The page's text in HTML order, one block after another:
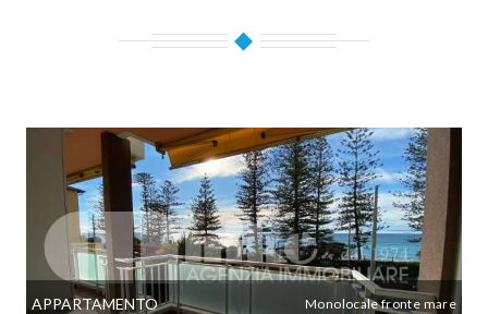
APPARTAMENTO
Monolocale fronte mare